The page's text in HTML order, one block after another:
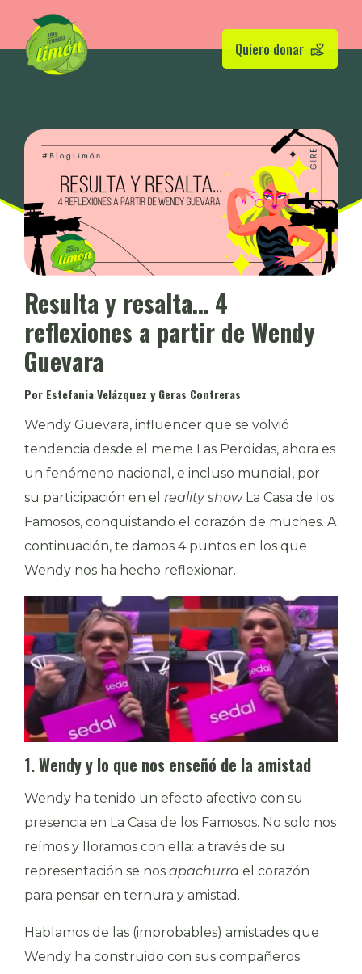
Quiero donar
Resulta y resalta… 4
reflexiones a partir de Wendy
Guevara
Por Estefania Velázquez y Geras Contreras
Wendy Guevara, influencer que se volvió
tendencia desde el meme Las Perdidas, ahora es
un fenómeno nacional, e incluso mundial, por
su participación en el reality showLa Casa de los
Famosos, conquistando el corazón de muches. A
continuación, te damos 4 puntos en los que
Wendy nos ha hecho reflexionar.
1. Wendy y lo que nos enseñó de la amistad
Wendy ha tenido un efecto afectivo con su
presencia en La Casa de los Famosos. No solo nos
reímos y lloramos con ella: a través de su
representación se nos apachurra el corazón
para pensar en ternura y amistad.
Hablamos de las (improbables) amistades que
Wendy ha construido con sus compañeros